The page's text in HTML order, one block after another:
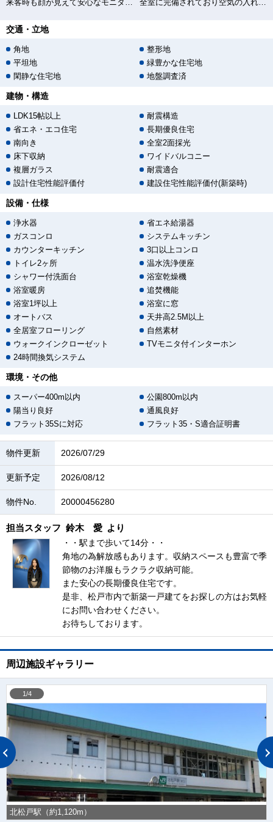
来客時も顔が見えて安心なモニター付きインターホン 全室に完備されており空気の入れ替えもバッチリ♪
交通・立地
角地
整形地
平坦地
緑豊かな住宅地
閑静な住宅地
地盤調査済
建物・構造
LDK15帖以上
耐震構造
省エネ・エコ住宅
長期優良住宅
南向き
全室2面採光
床下収納
ワイドバルコニー
複層ガラス
耐震適合
設計住宅性能評価付
建設住宅性能評価付(新築時)
設備・仕様
浄水器
省エネ給湯器
ガスコンロ
システムキッチン
カウンターキッチン
3口以上コンロ
トイレ2ヶ所
温水洗浄便座
シャワー付洗面台
浴室乾燥機
浴室暖房
追焚機能
浴室1坪以上
浴室に窓
オートバス
天井高2.5M以上
全居室フローリング
自然素材
ウォークインクローゼット
TVモニタ付インターホン
24時間換気システム
環境・その他
スーパー400m以内
公園800m以内
陽当り良好
通風良好
フラット35Sに対応
フラット35・S適合証明書
物件更新 2026/07/29
更新予定 2026/08/12
物件No. 20000456280
担当スタッフ 鈴木 愛 より
・・駅まで歩いて14分・・
角地の為解放感もあります。収納スペースも豊富で季
節物のお洋服もラクラク収納可能。
また安心の長期優良住宅です。
是非、松戸市内で新築一戸建てをお探しの方はお気軽
にお問い合わせください。
お待ちしております。
周辺施設ギャラリー
北松戸駅（約1,120m）
1/4